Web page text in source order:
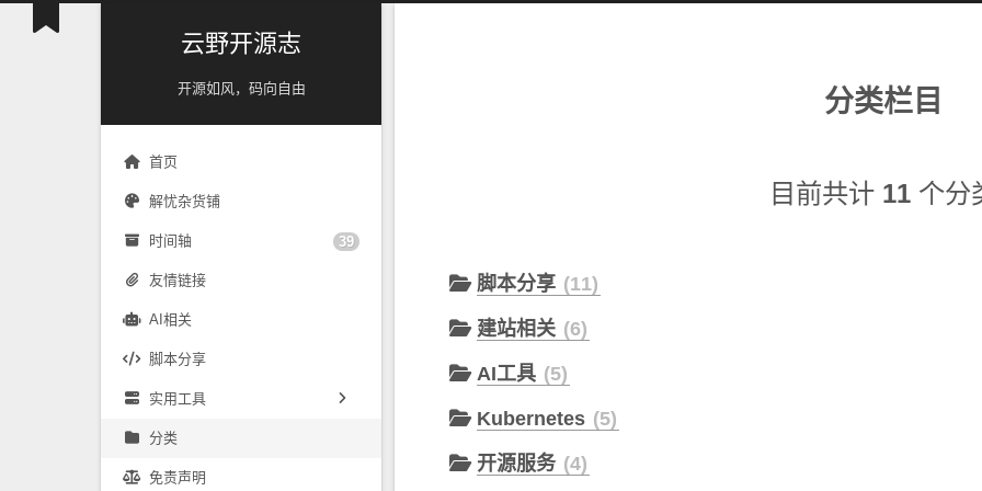
云野开源志
开源如风，码向自由
首页
解忧杂货铺
时间轴 39
友情链接
AI相关
脚本分享
实用工具
镜像源速配
分类
免责声明
分类栏目
目前共计 11 个分
脚本分享 11
建站相关 6
AI工具 5
Kubernetes 5
开源服务 4